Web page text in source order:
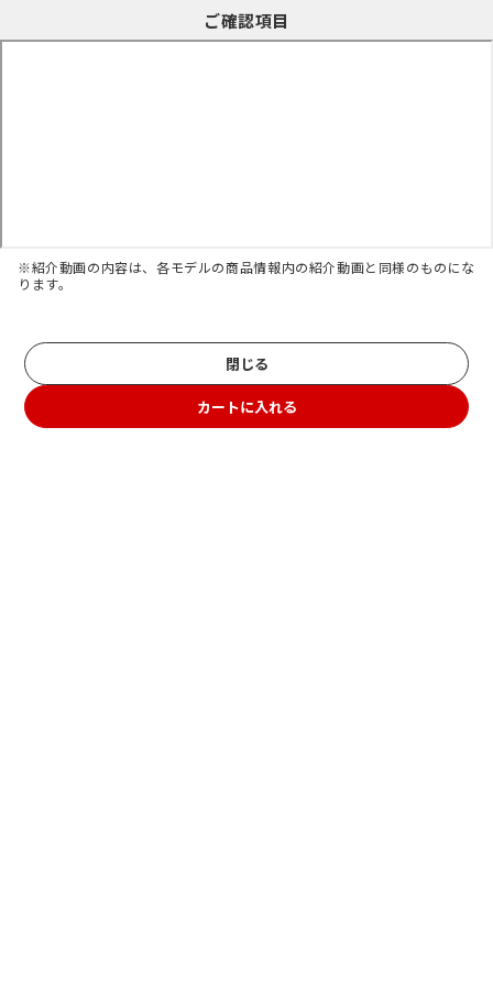
ご確認項目
※紹介動画の内容は、各モデルの商品情報内の紹介動画と同様のものにな
ります。
閉じる
カートに入れる